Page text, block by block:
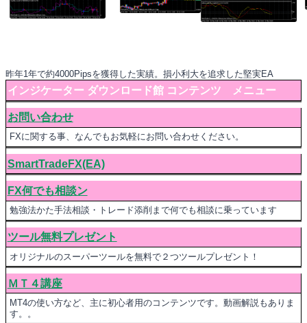
昨年1年で約4000Pipsを獲得した実績。損小利大を追求した堅実EA
インジケーター ダウンロード館 コンテンツ メニュー
お問い合わせ
FXに関する事、なんでもお気軽にお問い合わせください。
SmartTradeFX(EA)
FX何でも相談ン
勉強法かた手法相談・トレード添削まで何でも相談に乗っています
ツール無料プレゼント
オリジナルのスーパーツールを無料で２つツールプレゼント！
ＭＴ４講座
MT4の使い方など、主に初心者用のコンテンツです。動画解説もありま
す。。